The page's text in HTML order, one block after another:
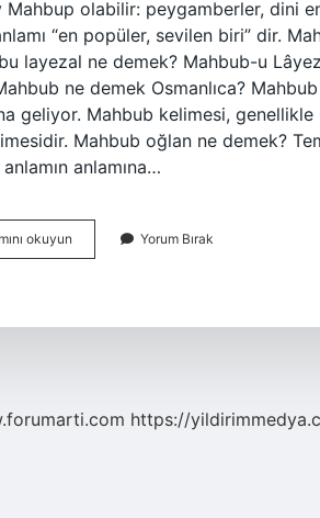
Mahbup olabilir: peygamberler, dini
“en popüler, sevilen biri” dir.
layezal ne demek? Mahbub-u
ne demek Osmanlıca?
geliyor. Mahbub kelimesi,
Mahbub oğlan ne demek?
anlamına…
okuyun Mahbub
U
Yorum Bırak
https://